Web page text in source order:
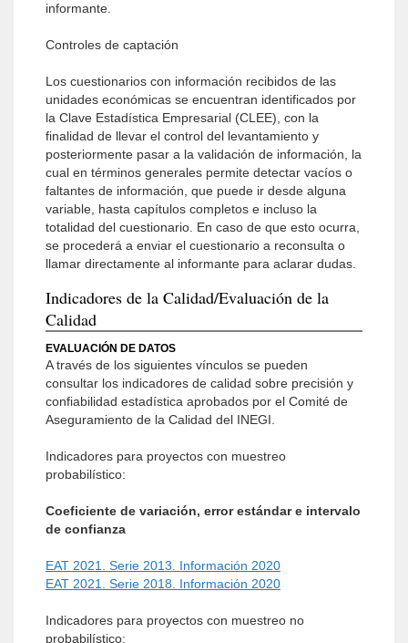
informante.
Controles de captación
Los cuestionarios con información recibidos de las
unidades económicas se encuentran identificados por
la Clave Estadística Empresarial (CLEE), con la
finalidad de llevar el control del levantamiento y
posteriormente pasar a la validación de información, la
cual en términos generales permite detectar vacíos o
faltantes de información, que puede ir desde alguna
variable, hasta capítulos completos e incluso la
totalidad del cuestionario. En caso de que esto ocurra,
se procederá a enviar el cuestionario a reconsulta o
llamar directamente al informante para aclarar dudas.
Indicadores de la Calidad/Evaluación de la
Calidad
EVALUACIÓN DE DATOS
A través de los siguientes vínculos se pueden
consultar los indicadores de calidad sobre precisión y
confiabilidad estadística aprobados por el Comité de
Aseguramiento de la Calidad del INEGI.
Indicadores para proyectos con muestreo
probabilístico:
Coeficiente de variación, error estándar e intervalo
de confianza
EAT 2021. Serie 2013. Información 2020
EAT 2021. Serie 2018. Información 2020
Indicadores para proyectos con muestreo no
probabilístico: